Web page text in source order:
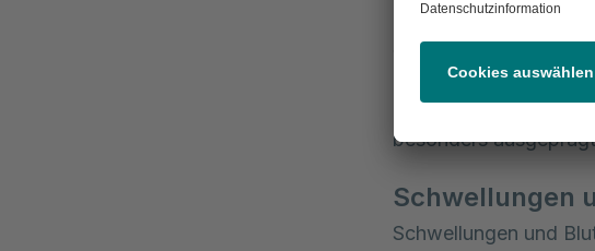
Ein typisches
Schmerzen im
Rücken oder das
auch bei Bewegung
besonders
Schwellungen
Schwellungen und